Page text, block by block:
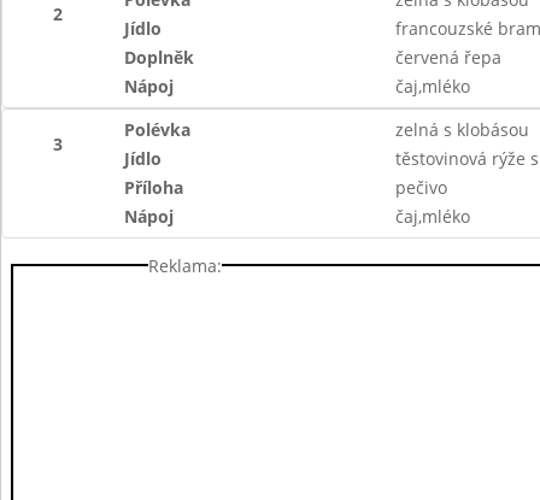
2
Jídlo
francouzské
Doplněk
červená řepa
Nápoj
čaj,mléko
3
Polévka
zelná s klobásou
Jídlo
těstovinová rýže
Příloha
pečivo
Nápoj
čaj,mléko
Reklama: